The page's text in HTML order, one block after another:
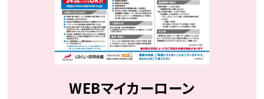
WEBマイカーローン